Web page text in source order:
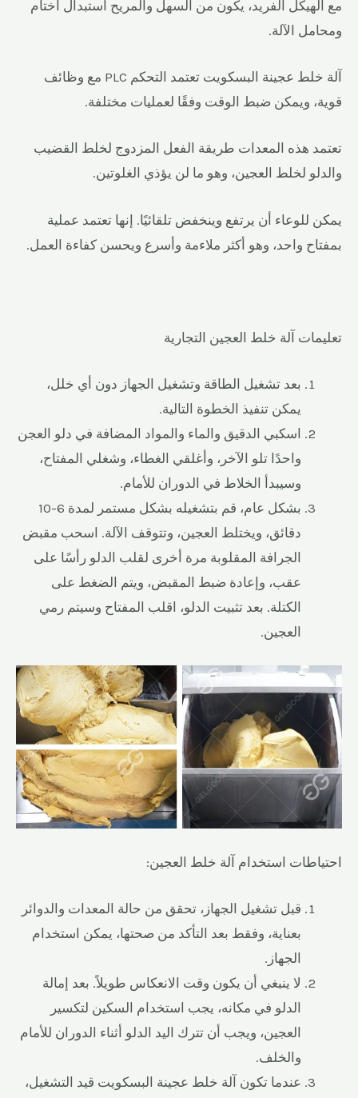
مع الهيكل الفريد، يكون من السهل والمريح استبدال أختام
ومحامل الآلة.
آلة خلط عجينة البسكويت تعتمد التحكم PLC مع وظائف
قوية، ويمكن ضبط الوقت وفقًا لعمليات مختلفة.
تعتمد هذه المعدات طريقة الفعل المزدوج لخلط القضيب
والدلو لخلط العجين، وهو ما لن يؤذي الغلوتين.
يمكن للوعاء أن يرتفع وينخفض تلقائيًا. إنها تعتمد عملية
بمفتاح واحد، وهو أكثر ملاءمة وأسرع ويحسن كفاءة العمل.
تعليمات آلة خلط العجين التجارية
بعد تشغيل الطاقة وتشغيل الجهاز دون أي خلل،
يمكن تنفيذ الخطوة التالية.
اسكبي الدقيق والماء والمواد المضافة في دلو العجن
واحدًا تلو الآخر، وأغلقي الغطاء، وشغلي المفتاح،
وسيبدأ الخلاط في الدوران للأمام.
بشكل عام، قم بتشغيله بشكل مستمر لمدة 6-10
دقائق، ويختلط العجين، وتتوقف الآلة. اسحب مقبض
الجرافة المقلوبة مرة أخرى لقلب الدلو رأسًا على
عقب، وإعادة ضبط المقبض، ويتم الضغط على
الكتلة. بعد تثبيت الدلو، اقلب المفتاح وسيتم رمي
العجين.
احتياطات استخدام آلة خلط العجين:
قبل تشغيل الجهاز، تحقق من حالة المعدات والدوائر
بعناية، وفقط بعد التأكد من صحتها، يمكن استخدام
الجهاز.
لا ينبغي أن يكون وقت الانعكاس طويلاً. بعد إمالة
الدلو في مكانه، يجب استخدام السكين لتكسير
العجين، ويجب أن تترك اليد الدلو أثناء الدوران للأمام
والخلف.
عندما تكون آلة خلط عجينة البسكويت قيد التشغيل،